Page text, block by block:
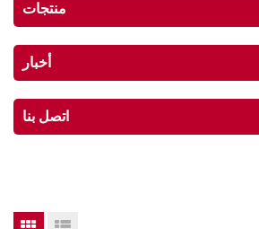
منتجات
أخبار
اتصل بنا